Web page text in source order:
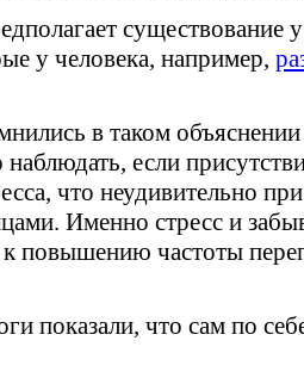
существование
у человека, например,
в таком
если
что неудивительно
Именно стресс и
повышению частоты
показали, что сам по